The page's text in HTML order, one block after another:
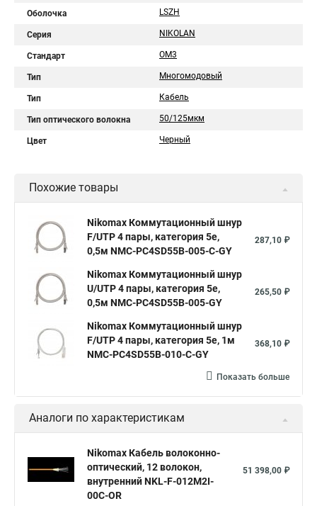
Оболочка LSZH
Серия NIKOLAN
Стандарт OM3
Тип Многомодовый
Тип Кабель
Тип оптического волокна 50/125мкм
Цвет Черный
Похожие товары
Nikomax Коммутационный шнур
F/UTP 4 пары, категория 5е,
0,5м NMC-PC4SD55B-005-C-GY
287,10 ₽
Nikomax Коммутационный шнур
U/UTP 4 пары, категория 5е,
0,5м NMC-PC4SD55B-005-GY
265,50 ₽
Nikomax Коммутационный шнур
F/UTP 4 пары, категория 5е, 1м
NMC-PC4SD55B-010-C-GY
368,10 ₽
Показать больше
Аналоги по характеристикам
Nikomax Кабель волоконно-
оптический, 12 волокон,
внутренний NKL-F-012M2I-
00C-OR
51 398,00 ₽